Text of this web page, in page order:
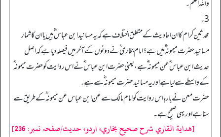
واللہ أعلم۔
3۔
محدثین کرام کا ان احادیث کے متعلق اختلاف ہے کہ یہ مسانید ابن عباس ؓ ہیں یا ان کا شمار
مسانید حضرت میمونہ ؓ میں ہے؟ امام بخاری ؒ نے دونوں کے آخر میں فیصلہ دیا ہے کہ اصل
حدیث ابن عباس ؓ عن میمونہ ؓ ہے، یعنی حضرت ابن عباس ؓ نے اس روایت کو حضرت میمونہ ؓ
کے واسطے سے لیا ہے اور یہ مسانید حضرت میمونہ ؓ سے ہے۔
حضرت معن نے بارہا اس روایت کو امام مالک سے عن ابن عباس عن میمونہ ؓ کے طریق سے
سنا ہے اور یہی صحیح ہے۔
[هداية القاري شرح صحيح بخاري، اردو، حدیث/صفحہ نمبر: 236]